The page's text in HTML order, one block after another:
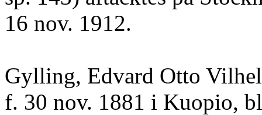
16 nov. 1912.
Gylling, Edvard Otto
f. 30 nov. 1881 i Kuopio,